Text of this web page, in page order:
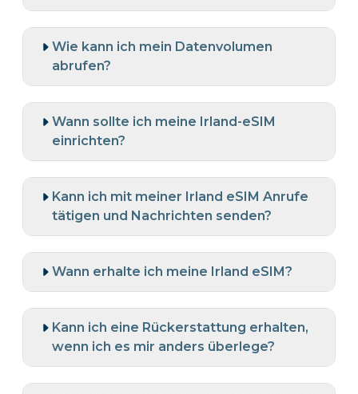
Wie kann ich mein Datenvolumen
abrufen?
Wann sollte ich meine Irland-eSIM
einrichten?
Kann ich mit meiner Irland eSIM Anrufe
tätigen und Nachrichten senden?
Wann erhalte ich meine Irland eSIM?
Kann ich eine Rückerstattung erhalten,
wenn ich es mir anders überlege?